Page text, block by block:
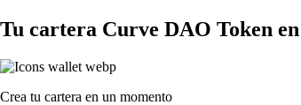
Tu cartera Curve DAO Token
Crea tu cartera en un momento